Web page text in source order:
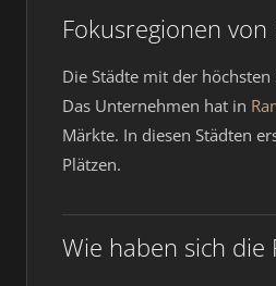
Fokusregionen von
Die Städte mit der
Das Unternehmen hat in
Märkte. In diesen Städten
Plätzen.
Wie haben sich die